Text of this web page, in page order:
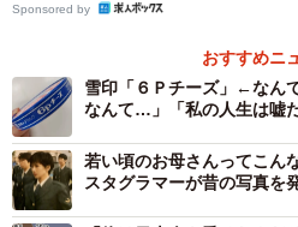
フジツボ ※イメージ写真 （
そこで登場するのが赤色の亜
Sponsored by
おすすめニ
雪印「６Ｐチーズ」←なん
なんて…」「私の人生は嘘
若い頃のお母さんってこん
スタグラマーが昔の写真を